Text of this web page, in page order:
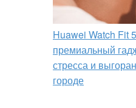
Huawei Watch Fit
премиальный
стресса и
городе